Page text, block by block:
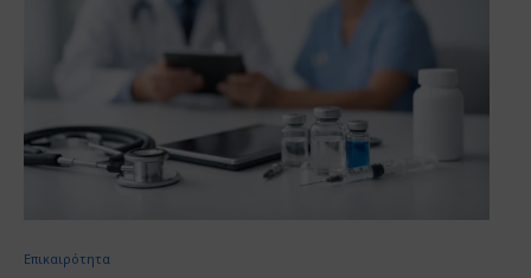
Επικαιρότητα